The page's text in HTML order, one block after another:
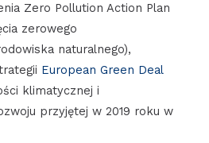
Zero Pollution Action Plan
zerowego
naturalnego),
European Green Deal
klimatycznej i
przyjętej w 2019 roku w